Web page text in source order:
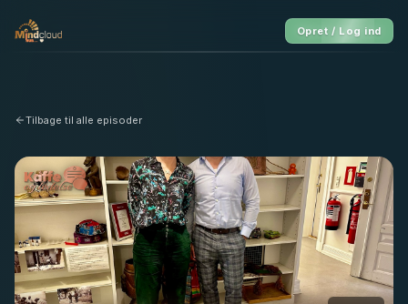
Opret / Log ind
Tilbage til alle episoder